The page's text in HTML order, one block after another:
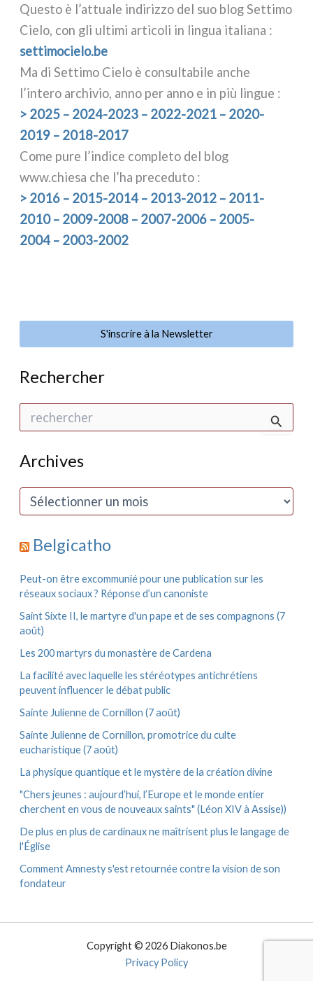
Questo è l’attuale indi­riz­zo del suo blog Settimo
Cielo, con gli ulti­mi arti­co­li in lin­gua ita­lia­na :
set​ti​mo​cie​lo​.be
Ma di Settimo Cielo è con­sul­ta­bi­le anche
l’intero archi­vio, anno per anno e in più lin­gue :
> 2025 – 2024-2023 – 2022-2021 – 2020-
2019 – 2018-2017
Come pure l’indice com­ple­to del blog
www.chiesa che l’ha pre­ce­du­to :
> 2016 – 2015-2014 – 2013-2012 – 2011-
2010 – 2009-2008 – 2007-2006 – 2005-
2004 – 2003-2002
S'inscrire à la Newsletter
Rechercher
e
c
Archives
A
i
e
s
Belgicatho
Peut-on être excommunié pour une publication sur les
réseaux sociaux ? Réponse d’un canoniste
Saint Sixte II, le martyre d'un pape et de ses compagnons (7
août)
Les 200 martyrs du monastère de Cardena
La facilité avec laquelle les stéréotypes antichrétiens
peuvent influencer le débat public
Sainte Julienne de Cornillon (7 août)
Sainte Julienne de Cornillon, promotrice du culte
eucharistique (7 août)
La physique quantique et le mystère de la création divine
"Chers jeunes : aujourd’hui, l’Europe et le monde entier
cherchent en vous de nouveaux saints" (Léon XIV à Assise))
De plus en plus de cardinaux ne maîtrisent plus le langage de
l'Église
Comment Amnesty s'est retournée contre la vision de son
fondateur
Copyright © 2026 Diakonos.be
Privacy Policy